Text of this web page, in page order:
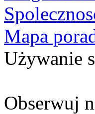
Mapa
Używanie
Obserwuj